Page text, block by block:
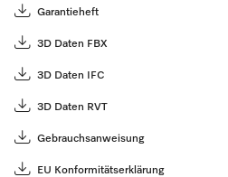
Garantieheft
3D Daten FBX
3D Daten IFC
3D Daten RVT
Gebrauchsanweisung
EU Konformitätserklärung